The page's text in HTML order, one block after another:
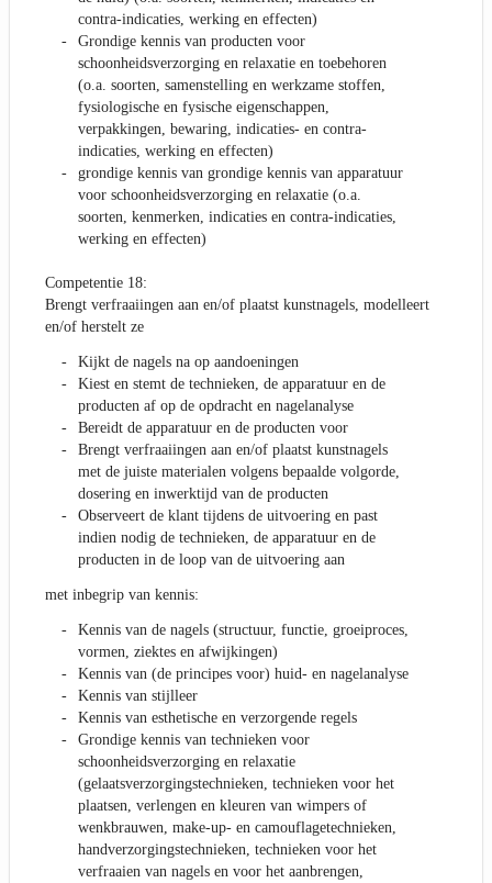
contra-indicaties, werking en effecten)
Grondige kennis van producten voor
schoonheidsverzorging en relaxatie en toebehoren
(o.a. soorten, samenstelling en werkzame stoffen,
fysiologische en fysische eigenschappen,
verpakkingen, bewaring, indicaties- en contra-
indicaties, werking en effecten)
grondige kennis van grondige kennis van apparatuur
voor schoonheidsverzorging en relaxatie (o.a.
soorten, kenmerken, indicaties en contra-indicaties,
werking en effecten)
Competentie 18:
Brengt verfraaiingen aan en/of plaatst kunstnagels, modelleert
en/of herstelt ze
Kijkt de nagels na op aandoeningen
Kiest en stemt de technieken, de apparatuur en de
producten af op de opdracht en nagelanalyse
Bereidt de apparatuur en de producten voor
Brengt verfraaiingen aan en/of plaatst kunstnagels
met de juiste materialen volgens bepaalde volgorde,
dosering en inwerktijd van de producten
Observeert de klant tijdens de uitvoering en past
indien nodig de technieken, de apparatuur en de
producten in de loop van de uitvoering aan
met inbegrip van kennis:
Kennis van de nagels (structuur, functie, groeiproces,
vormen, ziektes en afwijkingen)
Kennis van (de principes voor) huid- en nagelanalyse
Kennis van stijlleer
Kennis van esthetische en verzorgende regels
Grondige kennis van technieken voor
schoonheidsverzorging en relaxatie
(gelaatsverzorgingstechnieken, technieken voor het
plaatsen, verlengen en kleuren van wimpers of
wenkbrauwen, make-up- en camouflagetechnieken,
handverzorgingstechnieken, technieken voor het
verfraaien van nagels en voor het aanbrengen,